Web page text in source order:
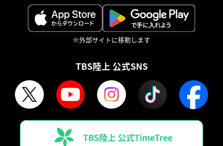
※外部サイトに移動します
TBS陸上 公式SNS